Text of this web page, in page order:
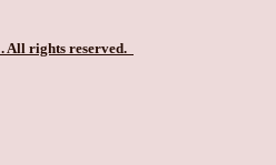
. All rights reserved.